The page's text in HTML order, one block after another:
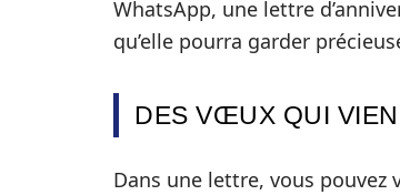
WhatsApp, une lettre
qu’elle pourra garder
DES VŒUX QUI
Dans une lettre, vous